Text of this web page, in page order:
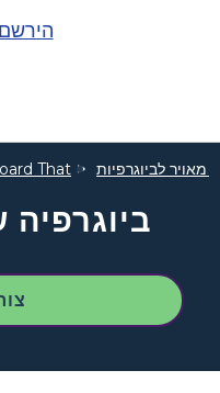
That מאויר לביוגרפיות
ביוגרפיה